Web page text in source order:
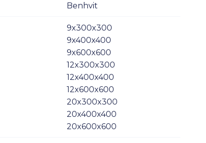
Benhvit
9x300x300
9x400x400
9x600x600
12x300x300
12x400x400
12x600x600
20x300x300
20x400x400
20x600x600